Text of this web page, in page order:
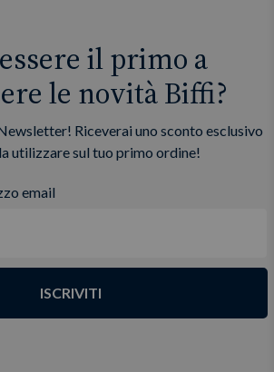
il primo a
le novità Biffi?
Riceverai uno sconto esclusivo
utilizzare sul tuo primo ordine!
email
ISCRIVITI